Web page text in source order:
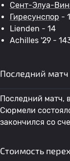
Сент-Элуа-
Гиресунспор -
Lienden - 14
Achilles '29 -
Последний
Последний матч,
Сюрмели
закончился со
Стоимость